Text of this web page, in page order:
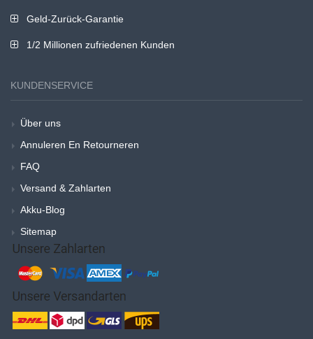
Geld-Zurück-Garantie
1/2 Millionen zufriedenen Kunden
KUNDENSERVICE
Über uns
Annuleren En Retourneren
FAQ
Versand & Zahlarten
Akku-Blog
Sitemap